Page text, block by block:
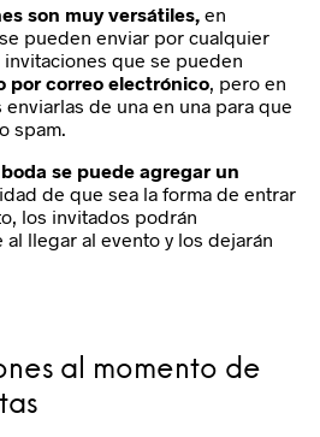
son muy versátiles, en
pueden enviar por cualquier
que se pueden
por correo electrónico , pero en
de una en una para que
spam.
se puede agregar un
de que sea la forma de entrar
los invitados podrán
llegar al evento y los dejarán
al momento de